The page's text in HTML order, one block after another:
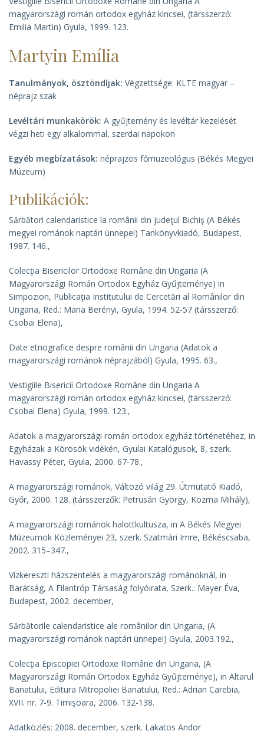
magyarországi román ortodox egyház kincsei, (társszerző:
Emilia Martin) Gyula, 1999. 123.
Martyin Emília
Tanulmányok, ösztöndíjak: Végzettsége: KLTE magyar –
néprajz szak
Levéltári munkakörök: A gyűjtemény és levéltár kezelését
végzi heti egy alkalommal, szerdai napokon
Egyéb megbízatások: néprajzos főmuzeológus (Békés Megyei
Múzeum)
Publikációk:
Sărbători calendaristice la românii din judeţul Bichiş (A Békés
megyei románok naptári ünnepei) Tankönyvkiadó, Budapest,
1987. 146.,
Colecţia Bisericilor Ortodoxe Române din Ungaria (A
Magyarországi Román Ortodox Egyház Gyűjteménye) in
Simpozion, Publicaţia Institutului de Cercetări al Românilor din
Ungaria, Red.: Maria Berényi, Gyula, 1994. 52-57 (társszerző:
Csobai Elena),
Date etnografice despre românii din Ungaria (Adatok a
magyarországi románok néprajzából) Gyula, 1995. 63.,
Vestigiile Bisericii Ortodoxe Române din Ungaria A
magyarországi román ortodox egyház kincsei, (társszerző:
Csobai Elena) Gyula, 1999. 123.,
Adatok a magyarországi román ortodox egyház történetéhez, in
Egyházak a Körösök vidékén, Gyulai Katalógusok, 8, szerk.
Havassy Péter, Gyula, 2000. 67-78.,
A magyarországi románok, Változó világ 29. Útmutató Kiadó,
Győr, 2000. 128. (társszerzők: Petrusán György, Kozma Mihály),
A magyarországi románok halottkultusza, in A Békés Megyei
Múzeumok Közleményei 23, szerk. Szatmári Imre, Békéscsaba,
2002. 315–347.,
Vízkereszti házszentelés a magyarországi románoknál, in
Barátság, A Filantróp Társaság folyóirata, Szerk.: Mayer Éva,
Budapest, 2002. december,
Sărbătorile calendaristice ale românilor din Ungaria, (A
magyarországi románok naptári ünnepei) Gyula, 2003.192.,
Colecţia Episcopiei Ortodoxe Române din Ungaria, (A
Magyarországi Román Ortodox Egyház Gyűjteménye), in Altarul
Banatului, Editura Mitropoliei Banatului, Red.: Adrian Carebia,
XVII. nr. 7-9. Timişoara, 2006. 132-138.
Adatközlés: 2008. december, szerk. Lakatos Andor